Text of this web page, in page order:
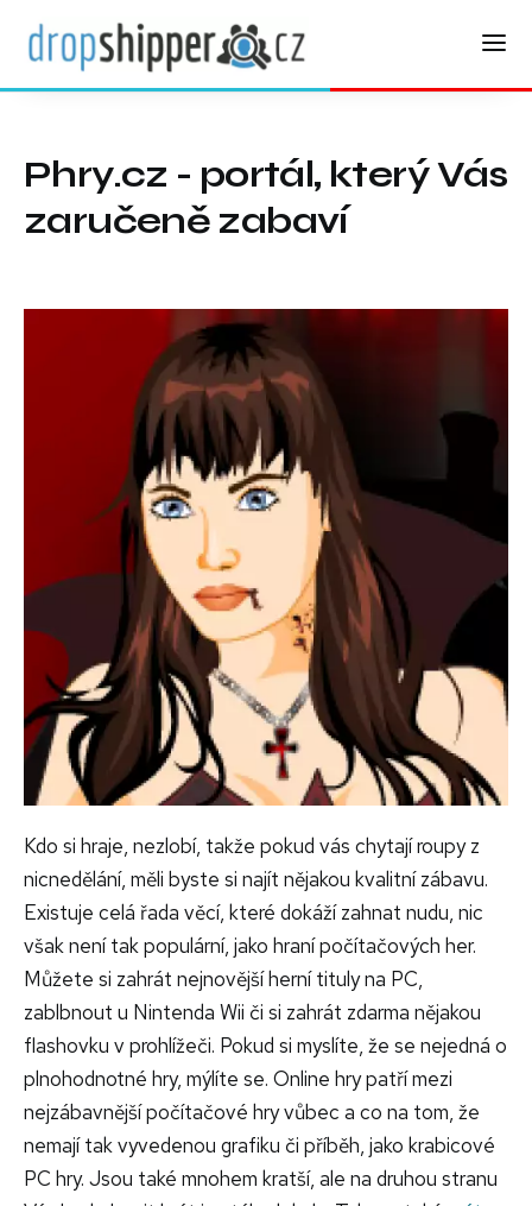
Phry.cz - portál, který Vás
zaručeně zabaví
Kdo si hraje, nezlobí, takže pokud vás chytají roupy z
nicnedělání, měli byste si najít nějakou kvalitní zábavu.
Existuje celá řada věcí, které dokáží zahnat nudu, nic
však není tak populární, jako hraní počítačových her.
Můžete si zahrát nejnovější herní tituly na PC,
zablbnout u Nintenda Wii či si zahrát zdarma nějakou
flashovku v prohlížeči. Pokud si myslíte, že se nejedná o
plnohodnotné hry, mýlíte se. Online hry patří mezi
nejzábavnější počítačové hry vůbec a co na tom, že
nemají tak vyvedenou grafiku či příběh, jako krabicové
PC hry. Jsou také mnohem kratší, ale na druhou stranu